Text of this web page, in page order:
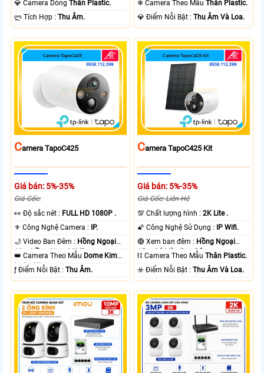
💎 Camera DòngThân Plastic.
️ლ Tích Hợp :Thu Âm.
❄ Camera Theo MẫuThân Plastic.
️💎 Điểm Nỗi Bật :Thu Âm Và Loa.
CAmera TapoC425
Giá bán: 5%-35%
Giá Gốc:
️👀 Độ sắc nét : FULL HD 1080P .
⚜️ Công Nghệ Camera : IP.
🌙 Video Ban Đêm : Hồng Ngoại
10m Hồng Ngoại SMD.
👑 Camera Theo Mẫu Dome Kim
loại + Nhựa.
️ƒ Điểm Nỗi Bật :Thu Âm.
CAmera TapoC425 Kit
Giá bán: 5%-35%
Giá Gốc: Liên Hệ
💯 Chất lượng hình :2K Lite .
🌠 Công Nghệ Sử Dụng : IP Wifi.
🔴 Xem ban đêm : Hồng Ngoại
15m Có Màu Ban Ðêm.
⛓ Camera Theo MẫuThân Plastic.
️☣️ Điểm Nỗi Bật :Thu Âm Và Loa.